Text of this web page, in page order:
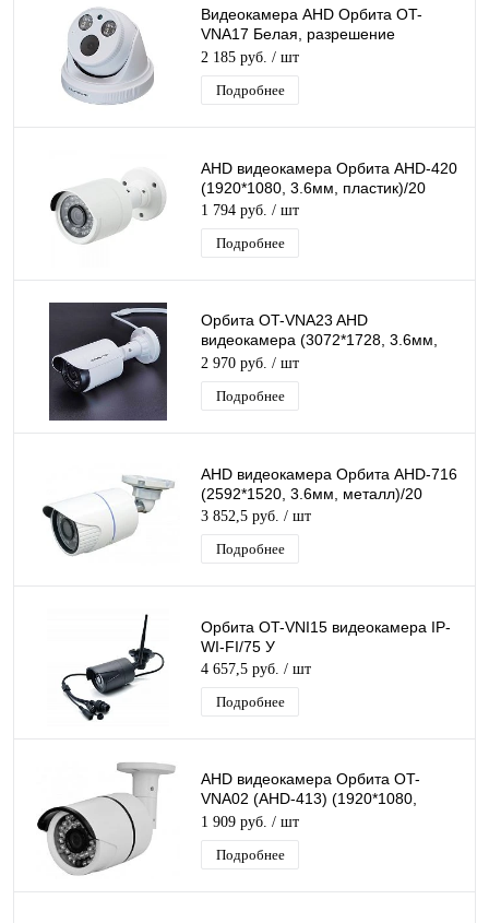
Видеокамера AHD Орбита OT-
VNA17 Белая, разрешение
3072*1728, 3.6мм, пластик, ИК
подсветка
2 185 руб. / шт
Подробнее
AHD видеокамера Орбита AHD-420
(1920*1080, 3.6мм, пластик)/20
1 794 руб. / шт
Подробнее
Орбита OT-VNA23 AHD
видеокамера (3072*1728, 3.6мм,
пластик)/20
2 970 руб. / шт
Подробнее
AHD видеокамера Орбита AHD-716
(2592*1520, 3.6мм, металл)/20
3 852,5 руб. / шт
Подробнее
Орбита OT-VNI15 видеокамера IP-
WI-FI/75 У
4 657,5 руб. / шт
Подробнее
AHD видеокамера Орбита OT-
VNA02 (AHD-413) (1920*1080,
3.6мм, металл)/20
1 909 руб. / шт
Подробнее